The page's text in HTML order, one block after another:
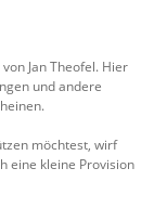
Jan Theofel. Hier
und andere
möchtest, wirf
eine kleine Provision